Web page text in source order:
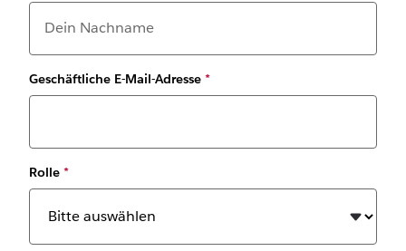
Geschäftliche E-Mail-Adresse *
Rolle *